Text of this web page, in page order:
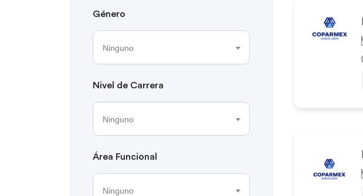
Género
Ninguno
Nivel de Carrera
Ninguno
Área Funcional
Ninguno